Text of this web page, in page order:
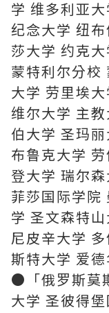
学 维多利亚
纪念大学 纽
莎大学 约克
蒙特利尔分校
大学 劳里埃
维尔大学 主
伯大学 圣玛
布鲁克大学
登大学 瑞尔
菲莎国际学院
学 圣文森特
尼皮辛大学
斯特大学 爱
●「俄罗斯莫
大学 圣彼得